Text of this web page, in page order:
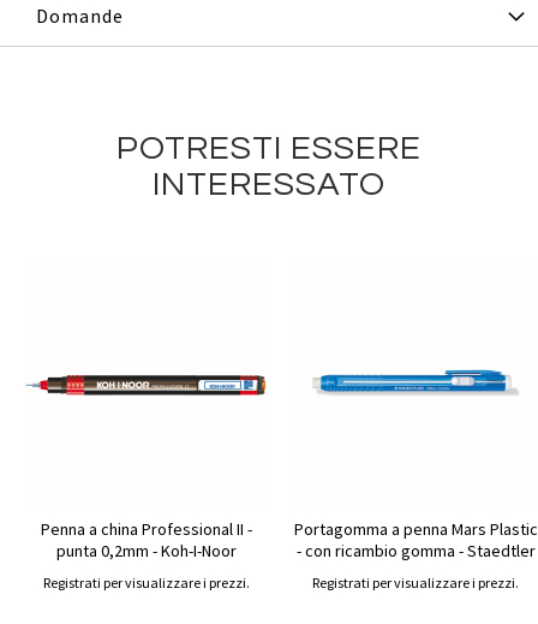
Domande
POTRESTI ESSERE
INTERESSATO
Penna a china Professional II -
punta 0,2mm - Koh-I-Noor
Registrati per visualizzare i prezzi.
Portagomma a penna Mars Plastic
- con ricambio gomma - Staedtler
Registrati per visualizzare i prezzi.